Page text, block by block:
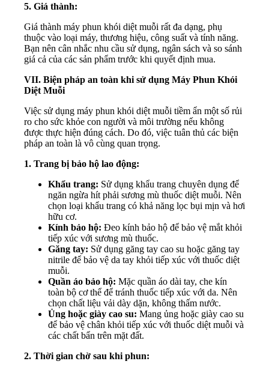
5. Giá thành:
Giá thành máy phun khói diệt muỗi rất đa dạng, phụ
thuộc vào loại máy, thương hiệu, công suất và tính năng.
Bạn nên cân nhắc nhu cầu sử dụng, ngân sách và so sánh
giá cả của các sản phẩm trước khi quyết định mua.
VII. Biện pháp an toàn khi sử dụng Máy Phun Khói
Diệt Muỗi
Việc sử dụng máy phun khói diệt muỗi tiềm ẩn một số rủi
ro cho sức khỏe con người và môi trường nếu không
được thực hiện đúng cách. Do đó, việc tuân thủ các biện
pháp an toàn là vô cùng quan trọng.
1. Trang bị bảo hộ lao động:
Khẩu trang: Sử dụng khẩu trang chuyên dụng để
ngăn ngừa hít phải sương mù thuốc diệt muỗi. Nên
chọn loại khẩu trang có khả năng lọc bụi mịn và hơi
hữu cơ.
Kính bảo hộ: Đeo kính bảo hộ để bảo vệ mắt khỏi
tiếp xúc với sương mù thuốc.
Găng tay: Sử dụng găng tay cao su hoặc găng tay
nitrile để bảo vệ da tay khỏi tiếp xúc với thuốc diệt
muỗi.
Quần áo bảo hộ: Mặc quần áo dài tay, che kín
toàn bộ cơ thể để tránh thuốc tiếp xúc với da. Nên
chọn chất liệu vải dày dặn, không thấm nước.
Ủng hoặc giày cao su: Mang ủng hoặc giày cao su
để bảo vệ chân khỏi tiếp xúc với thuốc diệt muỗi và
các chất bẩn trên mặt đất.
2. Thời gian chờ sau khi phun: